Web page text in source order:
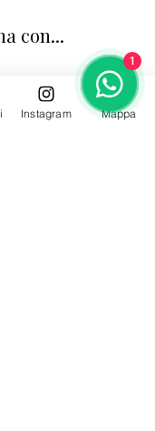
con...
Instagram Mappa
1